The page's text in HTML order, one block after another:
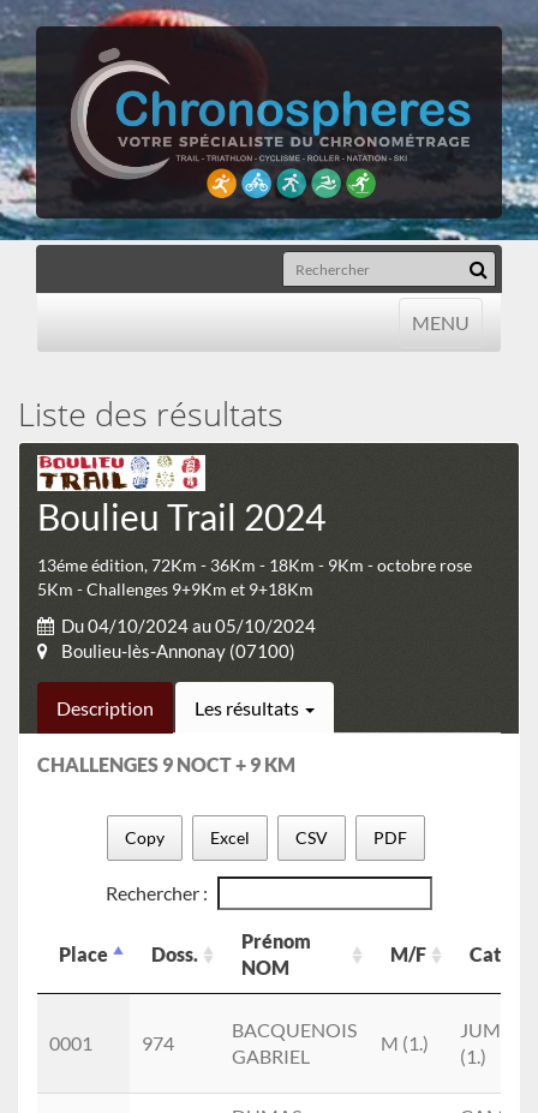
MENU
MENU
Liste des résultats
Boulieu Trail 2024
13éme édition, 72Km - 36Km - 18Km - 9Km - octobre rose
5Km - Challenges 9+9Km et 9+18Km
Du 04/10/2024 au 05/10/2024
Boulieu-lès-Annonay (07100)
Description Les résultats
CHALLENGES 9 NOCT + 9 KM
Copy Excel CSV PDF
Rechercher :
Place Doss.
Prénom
NOM
M/F Cat.
NOM
0001
974
BACQUENOIS
GABRIEL
M (1.)
JUM
(1.)